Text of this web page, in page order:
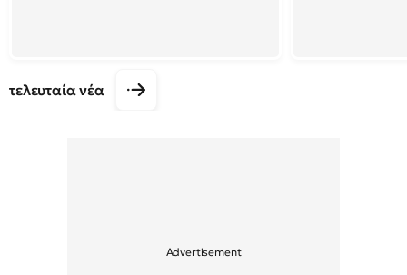
τελευταία νέα